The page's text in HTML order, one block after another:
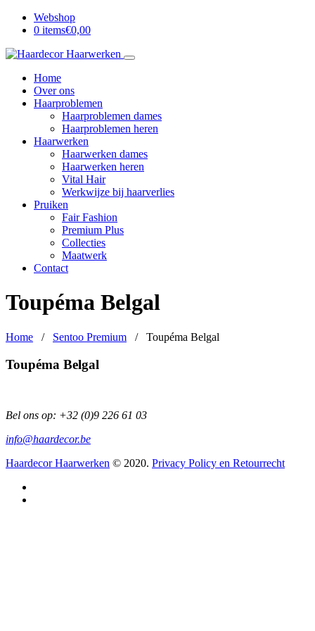
Webshop
0 items€0,00
Home
Over ons
Haarproblemen
Haarproblemen dames
Haarproblemen heren
Haarwerken
Haarwerken dames
Haarwerken heren
Vital Hair
Werkwijze bij haarverlies
Pruiken
Fair Fashion
Premium Plus
Collecties
Maatwerk
Contact
Toupéma Belgal
Home / Sentoo Premium / Toupéma Belgal
Toupéma Belgal
Bel ons op: +32 (0)9 226 61 03
info@haardecor.be
Haardecor Haarwerken © 2020. Privacy Policy en Retourrecht